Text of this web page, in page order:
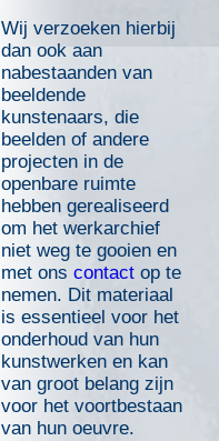
Wij verzoeken hierbij
dan ook aan
nabestaanden van
beeldende
kunstenaars, die
beelden of andere
projecten in de
openbare ruimte
hebben gerealiseerd
om het werkarchief
niet weg te gooien en
met ons contact op te
nemen. Dit materiaal
is essentieel voor het
onderhoud van hun
kunstwerken en kan
van groot belang zijn
voor het voortbestaan
van hun oeuvre.